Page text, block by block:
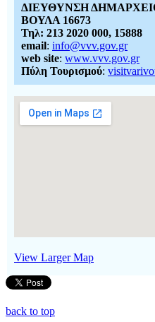
ΔΙΕΥΘΥΝΣΗ
ΒΟΥΛΑ 16673
Τηλ: 213 2020 000, 15888
email: info@vvv.gov.gr
web site: www.vvv.gov.gr
Πύλη Τουρισμού:
View Larger Map
back to top